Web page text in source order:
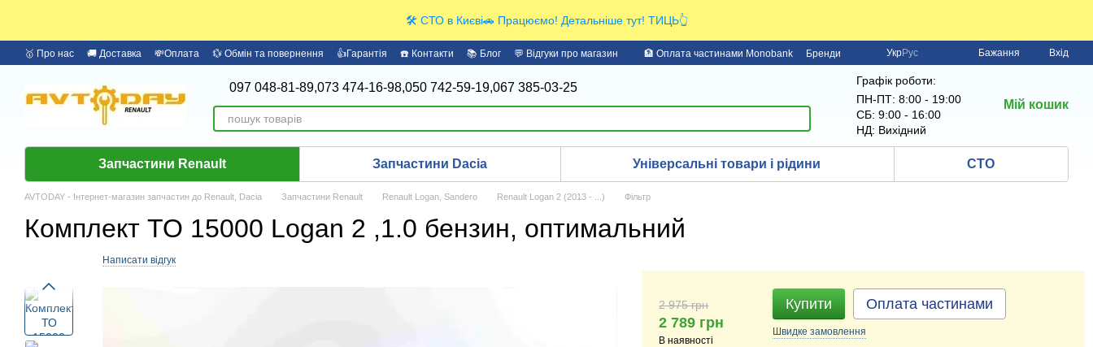
🛠️ СТО в Києві🚗 Працюємо! Детальніше тут! ТИЦЬ👆
🥇 Про нас 🚚 Доставка 💸Оплата 💱 Обмін та повернення 👍Гарантія ☎️ Контакти 📚 Блог 💬 Відгуки про магазин 🏦 Оплата частинами Monobank Бренди УкрРус Бажання Вхід
097 048-81-89,073 474-16-98,050 742-59-19,067 385-03-25
Графік роботи:
ПН-ПТ: 8:00 - 19:00
СБ: 9:00 - 16:00
НД: Вихідний
Мій кошик
Запчастини Renault Запчастини Dacia Універсальні товари і рідини СТО
AVTODAY - Інтернет-магазин запчастин до Renault, Dacia Запчастини Renault Renault Logan, Sandero Renault Logan 2 (2013 - ...) Фільтр
Комплект ТО 15000 Logan 2 ,1.0 бензин, оптимальний
Написати відгук
2 975 грн
2 789 грн
В наявності
Купити Оплата частинами
Швидкезамовлення